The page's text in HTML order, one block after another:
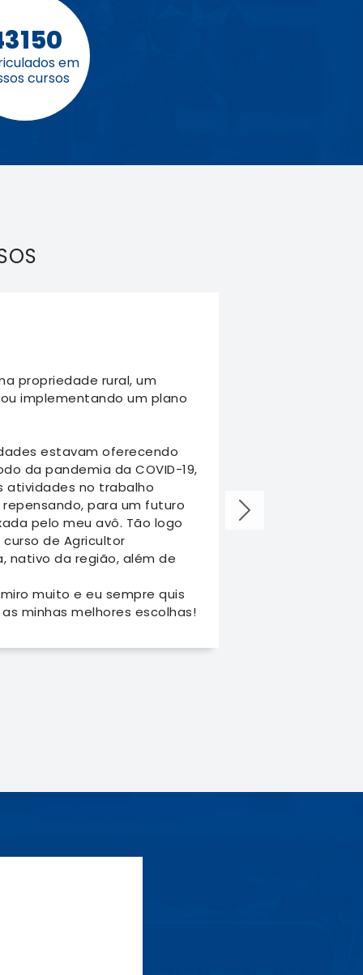
em
cursos
propriedade rural, um
implementando um plano
estavam oferecendo
da pandemia da COVID-19,
atividades no trabalho
para um futuro
pelo meu avô. Tão logo
de Agricultor
nativo da região, além de
muito e eu sempre quis
minhas melhores escolhas!